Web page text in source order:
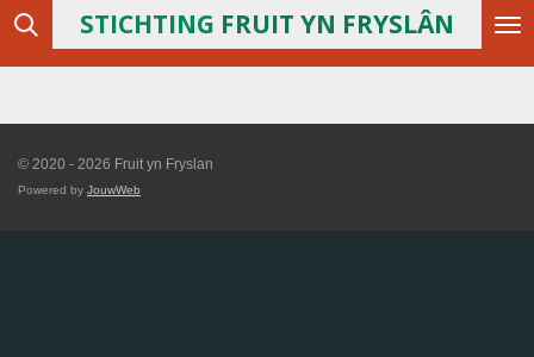
Ga
hoofdinhoud
STICHTING FRUIT YN FRYSLÂN
© 2020 - 2026 Fruit yn Fryslan
Powered by JouwWeb